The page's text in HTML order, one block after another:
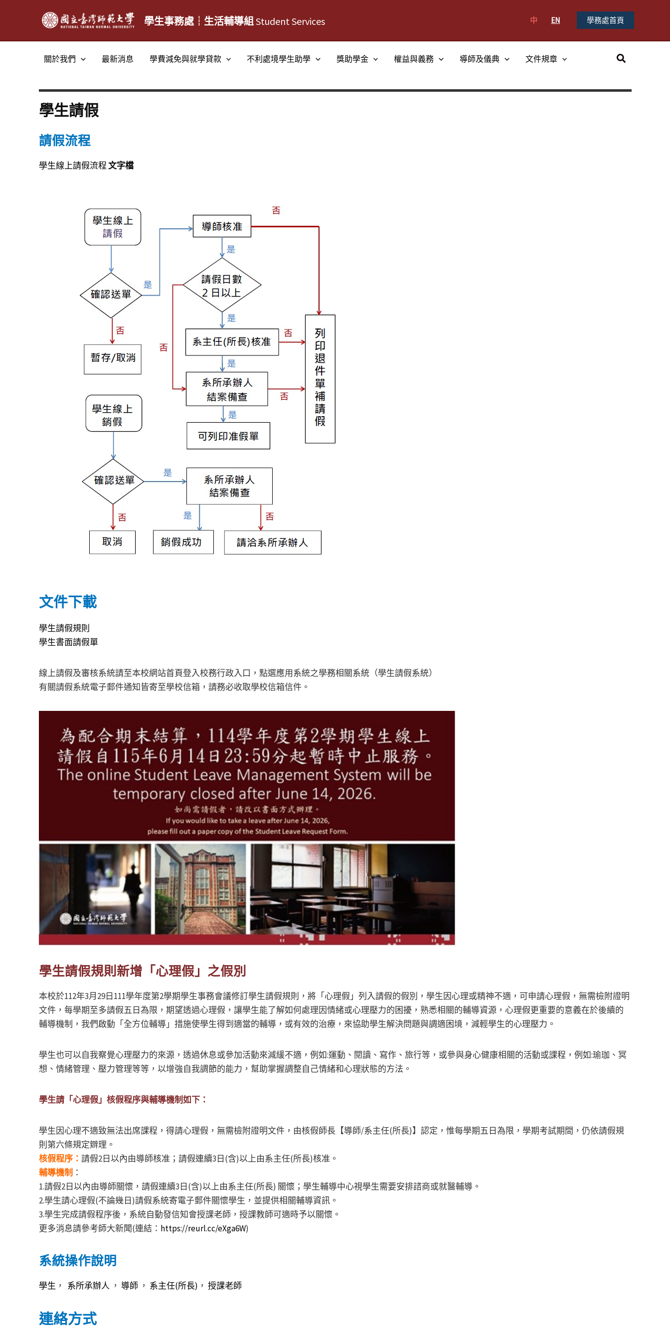
學生事務處┆生活輔導組Student Services 中 EN 學務處首頁
關於我們 最新消息 學費減免與就學貸款 不利處境學生助學 獎助學金 權益與義務 導師及儀典 文件規章
搜
學生請假
請假流程
學生線上請假流程文字檔
文件下載
學生請假規則
學生書面請假單
線上請假及審核系統請至本校網站首頁登入校務行政入口，點選應用系統之學務相關系統（學生請假系統）
有關請假系統電子郵件通知皆寄至學校信箱，請務必收取學校信箱信件。
學生請假規則新增「心理假」之假別
本校於112年3月29日111學年度第2學期學生事務會議修訂學生請假規則，將「心理假」列入請假的假別，學生因心理或精神不適，可申請心理假，無需檢附證明
文件，每學期至多請假五日為限，期望透過心理假，讓學生能了解如何處理因情緒或心理壓力的困擾，熟悉相關的輔導資源，心理假更重要的意義在於後續的
輔導機制，我們啟動「全方位輔導」措施使學生得到適當的輔導，或有效的治療，來協助學生解決問題與調適困境，減輕學生的心理壓力。
學生也可以自我察覺心理壓力的來源，透過休息或參加活動來減緩不適，例如:運動、閱讀、寫作、旅行等，或參與身心健康相關的活動或課程，例如:瑜珈、冥
想、情緒管理、壓力管理等等，以增強自我調節的能力，幫助掌握調整自己情緒和心理狀態的方法。
學生請「心理假」核假程序與輔導機制如下：
學生因心理不適致無法出席課程，得請心理假，無需檢附證明文件，由核假師長【導師/系主任(所長)】認定，惟每學期五日為限，學期考試期間，仍依請假規
則第六條規定辧理。
核假程序： 請假2日以內由導師核准；請假連續3日(含)以上由系主任(所長)核准。
輔導機制 ：
1.請假2日以內由導師關懷，請假連續3日(含)以上由系主任(所長) 關懷；學生輔導中心視學生需要安排諮商或就醫輔導。
2.學生請心理假(不論幾日)請假系統寄電子郵件關懷學生，並提供相關輔導資訊。
3.學生完成請假程序後，系統自動發信知會授課老師，授課教師可適時予以關懷。
更多消息請參考師大新聞(連結： https://reurl.cc/eXga6W)
系統操作說明
學生 ， 系所承辦人 ， 導師， 系主任(所長) ， 授課老師
連絡方式